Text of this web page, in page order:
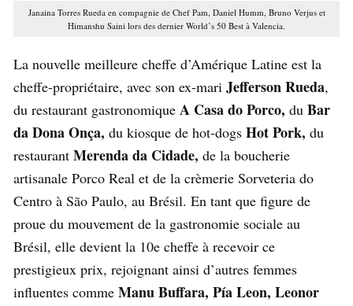
Janaina Torres Rueda en compagnie de Chef Pam, Daniel Humm, Bruno Verjus et
Himanshu Saini lors des dernier World’s 50 Best à Valencia.
La nouvelle meilleure cheffe d’Amérique Latine est la
cheffe-propriétaire, avec son ex-mari Jefferson Rueda,
du restaurant gastronomique A Casa do Porco, du Bar
da Dona Onça, du kiosque de hot-dogs Hot Pork, du
restaurant Merenda da Cidade, de la boucherie
artisanale Porco Real et de la crèmerie Sorveteria do
Centro à São Paulo, au Brésil. En tant que figure de
proue du mouvement de la gastronomie sociale au
Brésil, elle devient la 10e cheffe à recevoir ce
prestigieux prix, rejoignant ainsi d’autres femmes
influentes comme Manu Buffara, Pía Leon, Leonor